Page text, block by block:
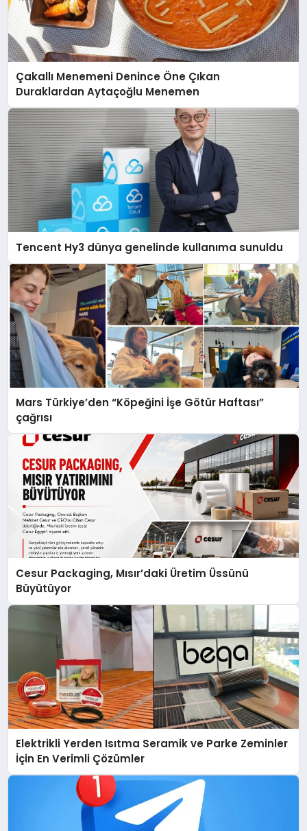
Çakallı Menemeni Denince Öne Çıkan
Duraklardan Aytaçoğlu Menemen
Tencent Hy3 dünya genelinde kullanıma sunuldu
Mars Türkiye’den “Köpeğini İşe Götür Haftası”
çağrısı
Cesur Packaging, Mısır’daki Üretim Üssünü
Büyütüyor
Elektrikli Yerden Isıtma Seramik ve Parke Zeminler
İçin En Verimli Çözümler